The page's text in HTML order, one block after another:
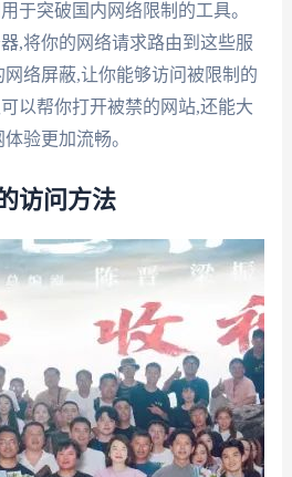
于突破国内网络限制的工具。
,将你的网络请求路由到这些服
络屏蔽,让你能够访问被限制的
以帮你打开被禁的网站,还能大
验更加流畅。
访问方法